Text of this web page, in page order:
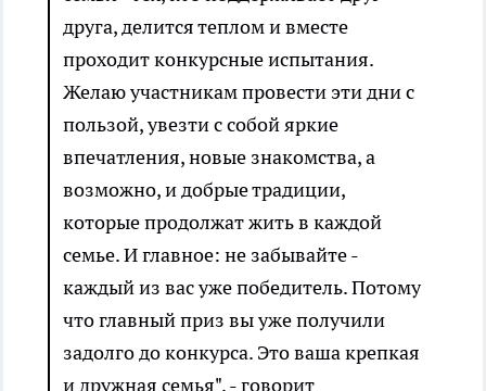
друга, делится теплом и вместе
проходит конкурсные испытания.
Желаю участникам провести эти дни с
пользой, увезти с собой яркие
впечатления, новые знакомства, а
возможно, и добрые традиции,
которые продолжат жить в каждой
семье. И главное: не забывайте -
каждый из вас уже победитель. Потому
что главный приз вы уже получили
задолго до конкурса. Это ваша крепкая
и дружная семья", - говорит